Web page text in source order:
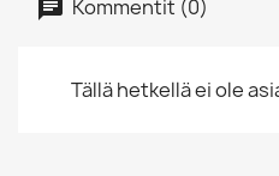
Kommentit (0)
Tällä hetkellä ei ole